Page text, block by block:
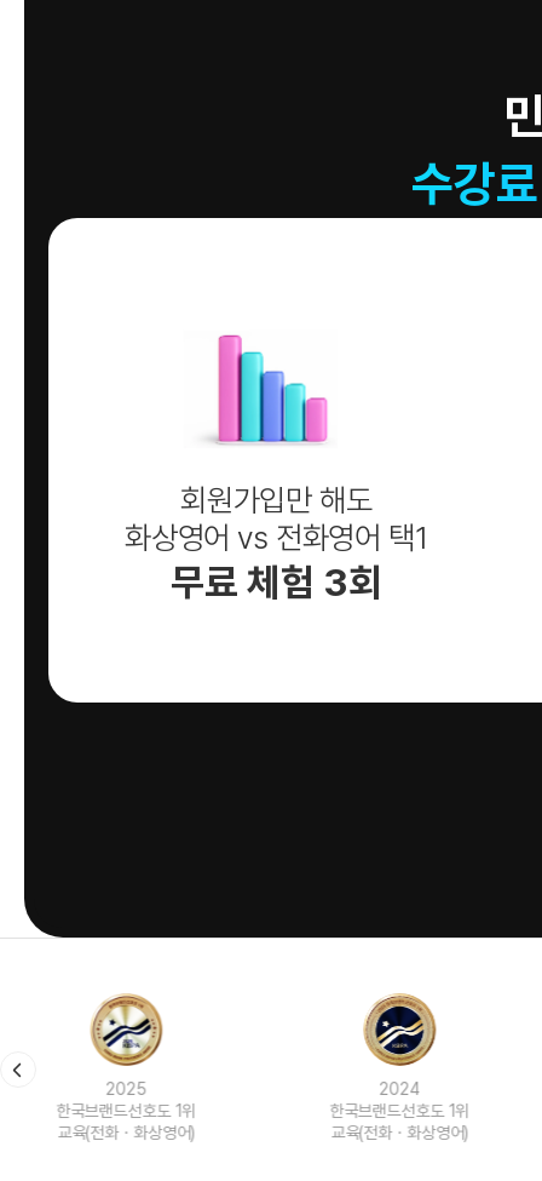
수강
회원가입만 해도
화상영어 vs 전화영어 택1
무료 체험 3회
2024
한국브랜드선호도 1위
교육(전화ㆍ화상영어)
2023
한국브랜드선호도 1위
교육(전화ㆍ화상영어)